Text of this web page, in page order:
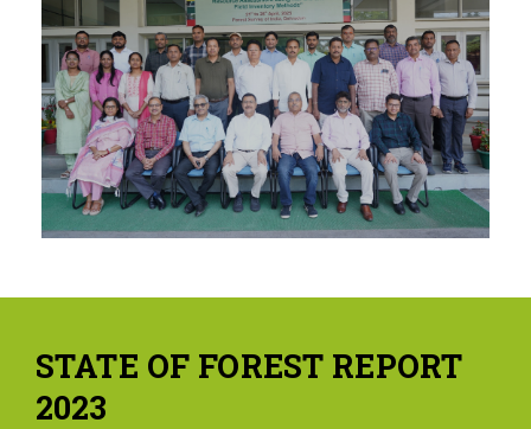
STATE OF FOREST REPORT
2023